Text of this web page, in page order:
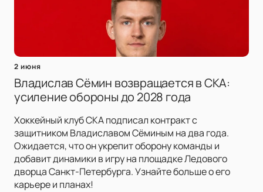
2 июня
Владислав Сёмин возвращается в СКА:
усиление обороны до 2028 года
Хоккейный клуб СКА подписал контракт с
защитником Владиславом Сёминым на два года.
Ожидается, что он укрепит оборону команды и
добавит динамики в игру на площадке Ледового
дворца Санкт-Петербурга. Узнайте больше о его
карьере и планах!